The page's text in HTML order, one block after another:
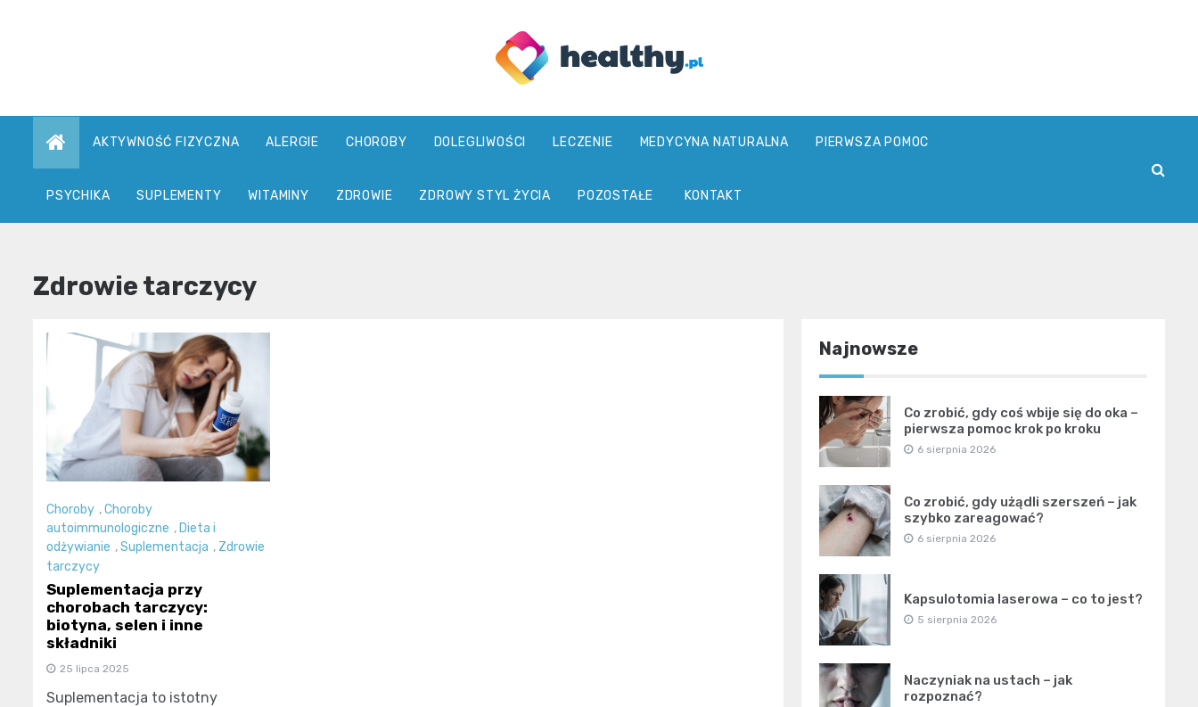
healthy.pl
AKTYWNOŚĆ FIZYCZNA ALERGIE CHOROBY DOLEGLIWOŚCI LECZENIE MEDYCYNA NATURALNA PIERWSZA POMOC
PSYCHIKA SUPLEMENTY WITAMINY ZDROWIE ZDROWY STYL ŻYCIA POZOSTAŁE KONTAKT
Zdrowie tarczycy
Choroby ,Choroby
autoimmunologiczne , Dieta i
odżywianie ,Suplementacja , Zdrowie
tarczycy
Suplementacja przy
chorobach tarczycy:
biotyna, selen i inne
składniki
25 lipca 2025
Suplementacja to istotny
Najnowsze
Co zrobić, gdy coś wbije się do oka –
pierwsza pomoc krok po kroku
6 sierpnia 2026
Co zrobić, gdy użądli szerszeń – jak
szybko zareagować?
6 sierpnia 2026
Kapsulotomia laserowa – co to jest?
5 sierpnia 2026
Naczyniak na ustach – jak
rozpoznać?